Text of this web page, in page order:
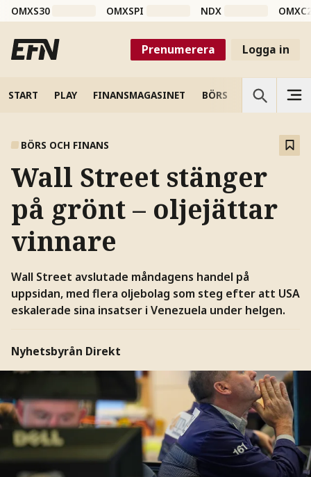
OMXS30 OMXSPI NDX
Prenumerera Logga in
START PLAY FINANSMAGASINET BÖRS VETENSKAP
BÖRS OCH FINANS
Wall Street stänger
på grönt – oljejättar
vinnare
Wall Street avslutade måndagens handel på
uppsidan, med flera oljebolag som steg efter att USA
eskalerade sina insatser i Venezuela under helgen.
Nyhetsbyrån Direkt